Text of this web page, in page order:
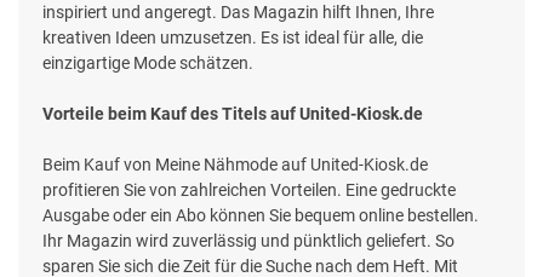
inspiriert und angeregt. Das Magazin hilft Ihnen, Ihre
kreativen Ideen umzusetzen. Es ist ideal für alle, die
einzigartige Mode schätzen.
Vorteile beim Kauf des Titels auf United-Kiosk.de
Beim Kauf von Meine Nähmode auf United-Kiosk.de
profitieren Sie von zahlreichen Vorteilen. Eine gedruckte
Ausgabe oder ein Abo können Sie bequem online bestellen.
Ihr Magazin wird zuverlässig und pünktlich geliefert. So
sparen Sie sich die Zeit für die Suche nach dem Heft. Mit